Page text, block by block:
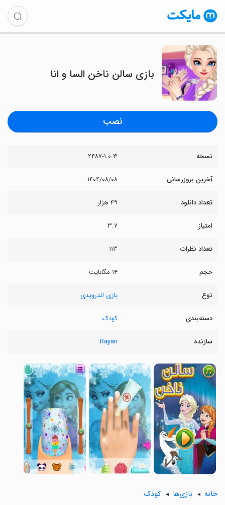
بازی سالن ناخن السا و انا
نصب
نسخه ۲۴۸۷-۱.۰.۳
آخرین بروزرسانی ۱۴۰۴/۰۸/۰۸
تعداد دانلود ۴۹ هزار
امتیاز ۳.۷
تعداد نظرات ۱۱۳
حجم ۱۴ مگابایت
نوع بازی اندرویدی
دسته‌بندی کودک
سازنده Rayan
خانه بازی‌ها کودک